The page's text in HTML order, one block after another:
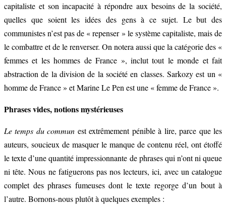
capitaliste et son incapacité à répondre aux besoins de la société,
quelles que soient les idées des gens à ce sujet. Le but des
communistes n’est pas de « repenser » le système capitaliste, mais de
le combattre et de le renverser. On notera aussi que la catégorie des «
femmes et les hommes de France », inclut tout le monde et fait
abstraction de la division de la société en classes. Sarkozy est un «
homme de France » et Marine Le Pen est une « femme de France ».
Phrases vides, notions mystérieuses
Le temps du commun est extrêmement pénible à lire, parce que les
auteurs, soucieux de masquer le manque de contenu réel, ont étoffé
le texte d’une quantité impressionnante de phrases qui n’ont ni queue
ni tête. Nous ne fatiguerons pas nos lecteurs, ici, avec un catalogue
complet des phrases fumeuses dont le texte regorge d’un bout à
l’autre. Bornons-nous plutôt à quelques exemples :